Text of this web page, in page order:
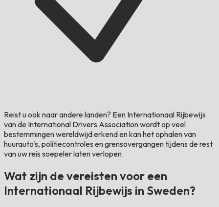
Reist u ook naar andere landen? Een Internationaal Rijbewijs
van de International Drivers Association wordt op veel
bestemmingen wereldwijd erkend en kan het ophalen van
huurauto's, politiecontroles en grensovergangen tijdens de rest
van uw reis soepeler laten verlopen.
Wat zijn de vereisten voor een
Internationaal Rijbewijs in Sweden?